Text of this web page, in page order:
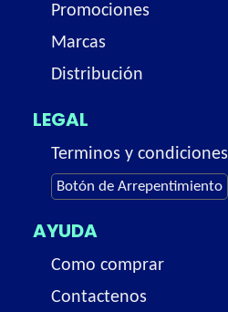
Promociones
Marcas
Distribución
LEGAL
Terminos y condiciones
Botón de Arrepentimiento
AYUDA
Como comprar
Contactenos